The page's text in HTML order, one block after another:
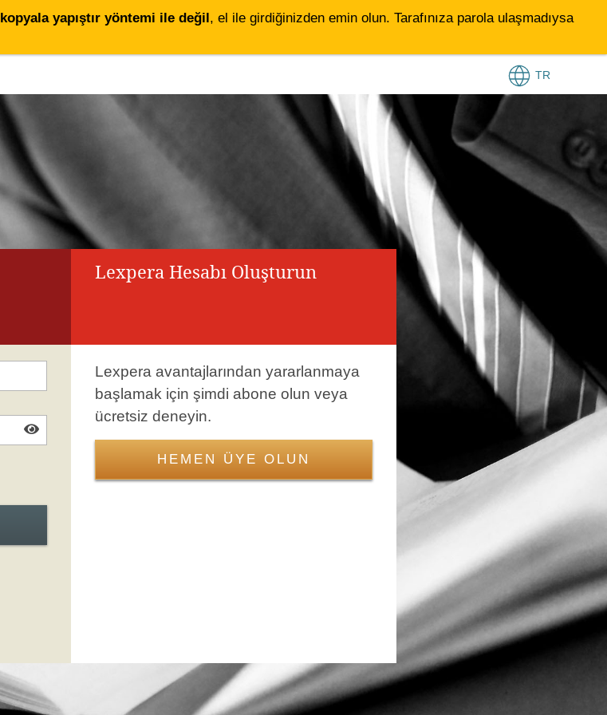
kopyala yapıştır yöntemi ile değil, el ile girdiğinizden emin olun. Tarafınıza parola ulaşmadıysa
TR
Giriş Formuna Atla
Lexpera Hesabı Oluşturun
Lexpera avantajlarından yararlanmaya
başlamak için şimdi abone olun veya
ücretsiz deneyin.
HEMEN ÜYE OLUN